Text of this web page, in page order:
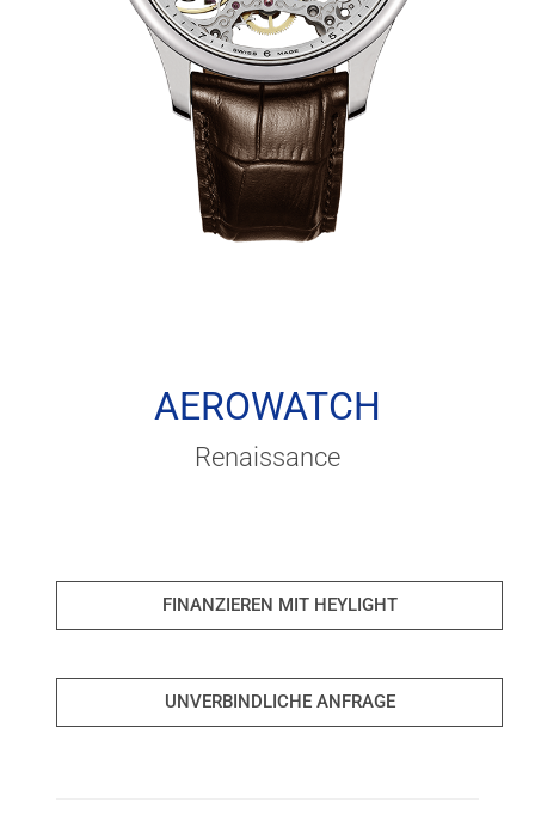
AEROWATCH
Renaissance
FINANZIEREN MIT HEYLIGHT
UNVERBINDLICHE ANFRAGE